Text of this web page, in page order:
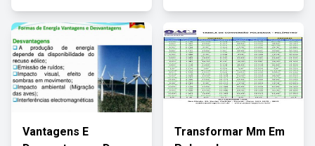
Vantagens E
Transformar Mm Em